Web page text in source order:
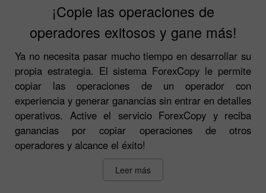
¡Copie las operaciones de
operadores exitosos y gane más!
Ya no necesita pasar mucho tiempo en desarrollar su
propia estrategia. El sistema ForexCopy le permite
copiar las operaciones de un operador con
experiencia y generar ganancias sin entrar en detalles
operativos. Active el servicio ForexCopy y reciba
ganancias por copiar operaciones de otros
operadores y alcance el éxito!
Leer más